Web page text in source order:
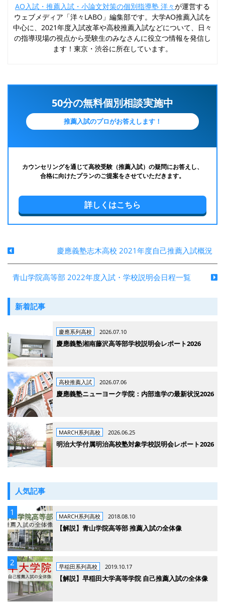
AO入試・推薦入試・小論文対策の個別指導塾 洋々が運営する
ウェブメディア「洋々LABO」編集部です。大学AO推薦入試を
中心に、2021年度入試改革や高校推薦入試などについて、日々
の指導現場の視点から受験生のみなさんに役立つ情報を発信し
ます！東京・渋谷に所在しています。
50分の無料個別相談実施中
推薦入試のプロがお答えします！
カウンセリングを通じて高校受験（推薦入試）の疑問にお答えし、
合格に向けたプランのご提案をさせていただきます。
詳しくはこちら
慶應義塾志木高校 2021年度自己推薦入試概況
青山学院高等部 2022年度入試・学校説明会日程一覧
新着記事
慶應系列高校 2026.07.10
慶應義塾湘南藤沢高等部学校説明会レポート2026
高校推薦入試 2026.07.06
慶應義塾ニューヨーク学院：内部進学の最新状況2026
MARCH系列高校 2026.06.25
明治大学付属明治高校塾対象学校説明会レポート2026
人気記事
MARCH系列高校 2018.08.10
【解説】青山学院高等部 推薦入試の全体像
早稲田系列高校 2019.10.17
【解説】早稲田大学高等学院 自己推薦入試の全体像